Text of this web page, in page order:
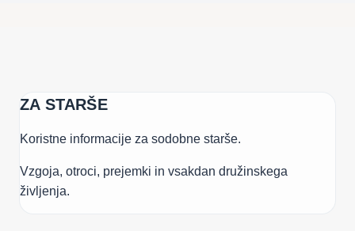
ZA STARŠE
Koristne informacije za sodobne starše.
Vzgoja, otroci, prejemki in vsakdan družinskega
življenja.